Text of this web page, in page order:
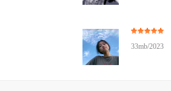
33mb/2023